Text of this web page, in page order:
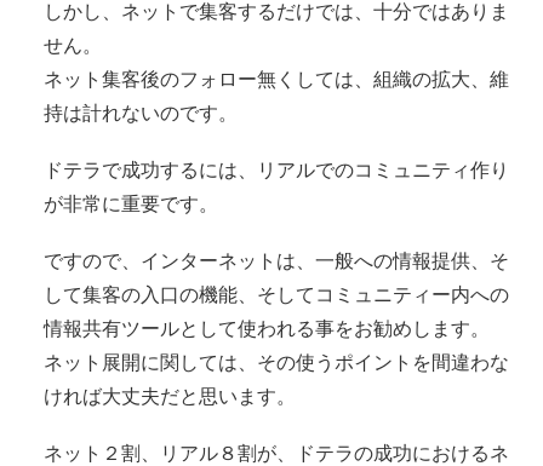
しかし、ネットで集客するだけでは、十分ではありま
せん。
ネット集客後のフォロー無くしては、組織の拡大、維
持は計れないのです。
ドテラで成功するには、リアルでのコミュニティ作り
が非常に重要です。
ですので、インターネットは、一般への情報提供、そ
して集客の入口の機能、そしてコミュニティー内への
情報共有ツールとして使われる事をお勧めします。
ネット展開に関しては、その使うポイントを間違わな
ければ大丈夫だと思います。
ネット２割、リアル８割が、ドテラの成功におけるネ